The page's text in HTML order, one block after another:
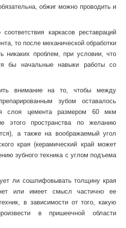
обжиг можно проводить и
каркасов реставраций
то после механической обработки
никаких проблем, при условии, что
бы начальные навыки работы со
внимание на то, чтобы между
зубом оставалось
слоя цемента размером 60 мкм
этого пространства по желанию
а также на воображаемый угол
края (керамический край может
зубного техника с углом подъема
ли сошлифовывать толщину края
или имеет смысл частично ее
в зависимости от того, какую
в пришеечной области